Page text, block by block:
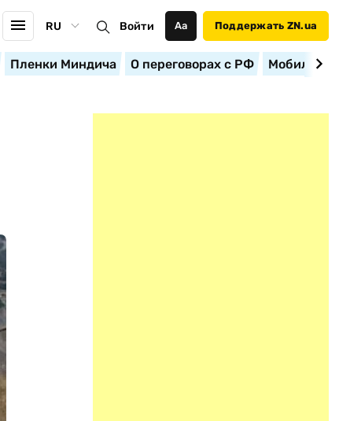
RU Войти Аа Поддержать ZN.ua
Пленки Миндича О переговорах с РФ